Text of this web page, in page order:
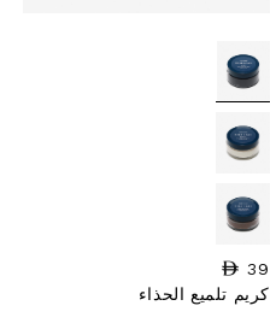
السعر العادي
39
كريم تلميع الحذاء